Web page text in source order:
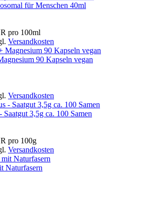
für Menschen 40ml
pro 100ml
Versandkosten
90 Kapseln vegan
Versandkosten
Saatgut 3,5g ca. 100 Samen
pro 100g
Versandkosten
Naturfasern